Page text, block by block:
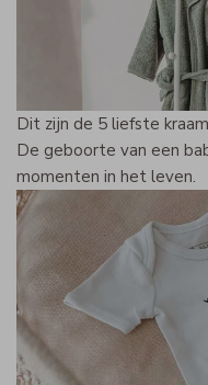
Dit zijn de 5 liefste
De geboorte van een
momenten in het leven.